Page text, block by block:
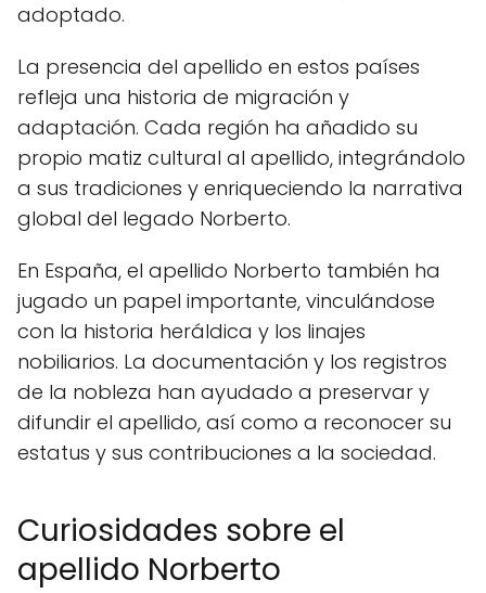
adoptado.
La presencia del apellido en estos países
refleja una historia de migración y
adaptación. Cada región ha añadido su
propio matiz cultural al apellido, integrándolo
a sus tradiciones y enriqueciendo la narrativa
global del legado Norberto.
En España, el apellido Norberto también ha
jugado un papel importante, vinculándose
con la historia heráldica y los linajes
nobiliarios. La documentación y los registros
de la nobleza han ayudado a preservar y
difundir el apellido, así como a reconocer su
estatus y sus contribuciones a la sociedad.
Curiosidades sobre el
apellido Norberto